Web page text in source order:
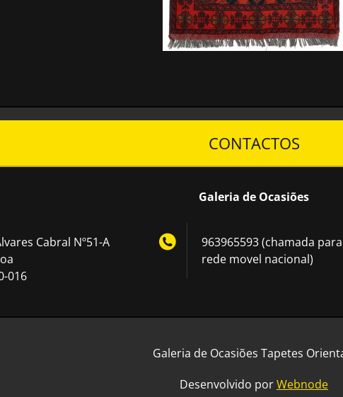
CONTACTOS
Galeria de Ocasiões
Cabral Nº51-A
016
963965593 (chamada para
rede movel nacional)
Galeria de Ocasiões Tapetes
Desenvolvido porWebnode